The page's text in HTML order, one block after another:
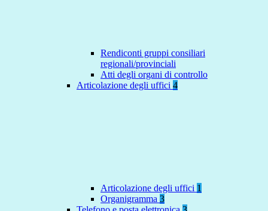
Rendiconti gruppi consiliari
regionali/provinciali
Atti degli organi di controllo
Articolazione degli uffici 4
Articolazione degli uffici 1
Organigramma 3